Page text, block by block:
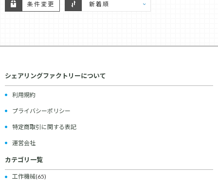
条件変更
シェアリングファクトリーについて
利用規約
プライバシーポリシー
特定商取引に関する表記
運営会社
カテゴリ一覧
工作機械(65)